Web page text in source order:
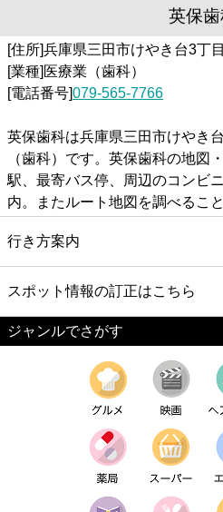
英保
[住所]兵庫県三田市けやき台3丁
[業種]医療業（歯科）
[電話番号]079-565-7766
英保歯科は兵庫県三田市けやき
（歯科）です。英保歯科の地図
駅、最寄バス停、周辺のコンビ
内。またルート地図を調べるこ
行き方案内
スポット情報の訂正はこちら
ジャンルでさがす